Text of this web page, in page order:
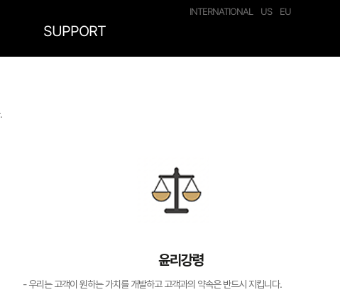
INTERNATIONAL US EU
SUPPORT
윤리강령
- 우리는 고객이 원하는 가치를 개발하고 고객과의 약속은 반드시 지킵니다.